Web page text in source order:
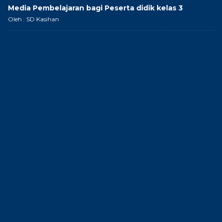
Media Pembelajaran bagi Peserta didik kelas 3
Oleh : SD Kasihan